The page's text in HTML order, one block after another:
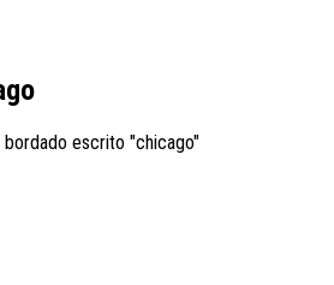
escrito "chicago"